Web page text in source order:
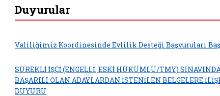
Duyurular
Valiliğimiz Koordinesinde Evlilik Desteği Başvuruları
SÜREKLİ İŞÇİ (ENGELLİ, ESKİ HÜKÜMLÜ/TMY)
BAŞARILI OLAN ADAYLARDAN İSTENİLEN BELGELERE
DUYURU